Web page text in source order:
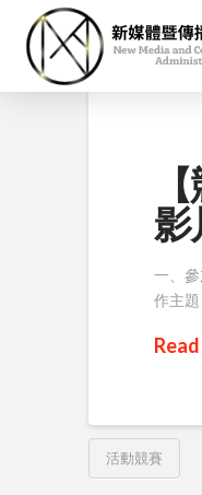
影
一、
作主
活動競賽